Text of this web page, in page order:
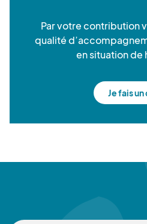
Par votre contribution
qualité
en situation de
Je fais un